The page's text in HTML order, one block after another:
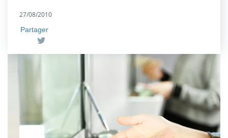
27/08/2010
Partager